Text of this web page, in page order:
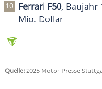
Ferrari F50, Baujahr
Mio. Dollar
Quelle:2025 Motor-Presse